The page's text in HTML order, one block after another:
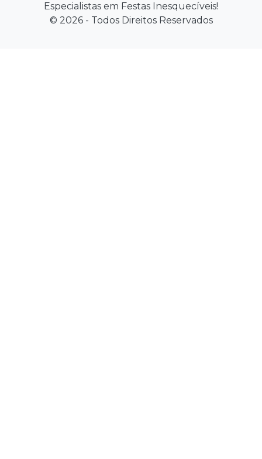
Especialistas em Festas Inesquecíveis!
© 2026 - Todos Direitos Reservados